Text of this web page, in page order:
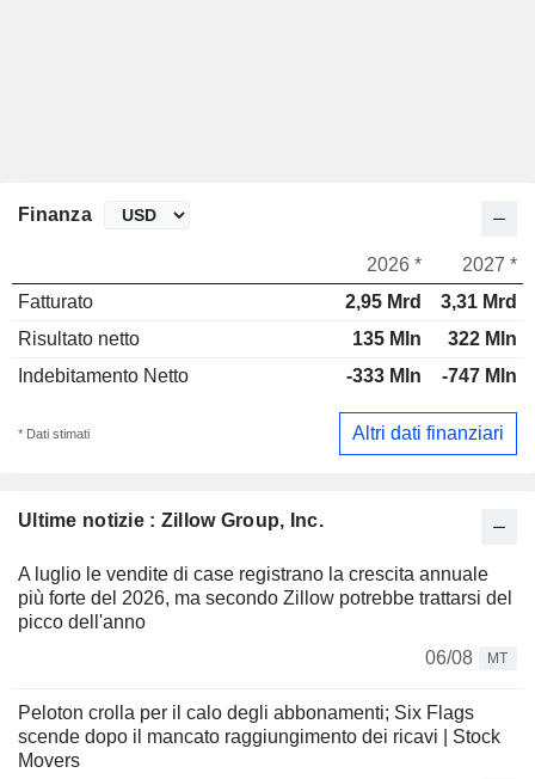
Ultime notizie : Zillow Group, Inc.
A luglio le vendite di case registrano la crescita annuale
più forte del 2026, ma secondo Zillow potrebbe trattarsi del
picco dell'anno
06/08
MT
Peloton crolla per il calo degli abbonamenti; Six Flags
scende dopo il mancato raggiungimento dei ricavi | Stock
Movers
Finanza
2026 *
2027 *
Fatturato
2,95 Mrd
3,31 Mrd
Risultato netto
135 Mln
322 Mln
Indebitamento Netto
-333 Mln -747 Mln
* Dati stimati Altri dati finanziari